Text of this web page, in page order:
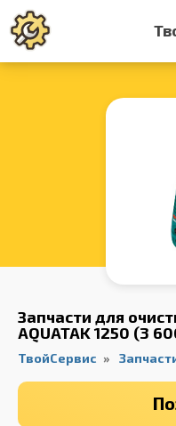
Контакты
Запчасти для
AQUATAK 1250 (3
ТвойСервис